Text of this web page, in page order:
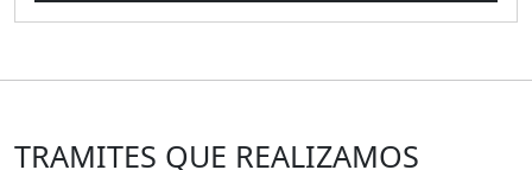
TRAMITES QUE REALIZAMOS